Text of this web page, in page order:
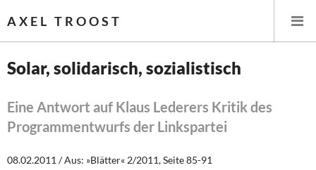
AXEL TROOST
Themen
Leitlinien linker Wirtschafts- und Finanzpolitik
Solar, solidarisch, sozialistisch
Eine Antwort auf Klaus Lederers Kritik des
Programmentwurfs der Linkspartei
08.02.2011 / Aus: »Blätter« 2/2011, Seite 85-91